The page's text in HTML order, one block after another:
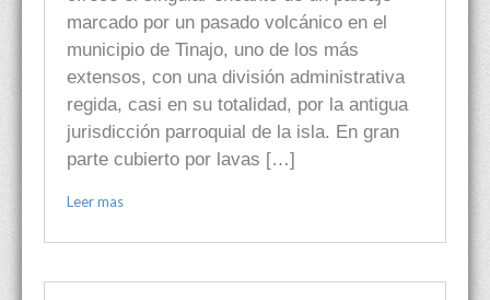
marcado por un pasado volcánico en el
municipio de Tinajo, uno de los más
extensos, con una división administrativa
regida, casi en su totalidad, por la antigua
jurisdicción parroquial de la isla. En gran
parte cubierto por lavas […]
Leer mas